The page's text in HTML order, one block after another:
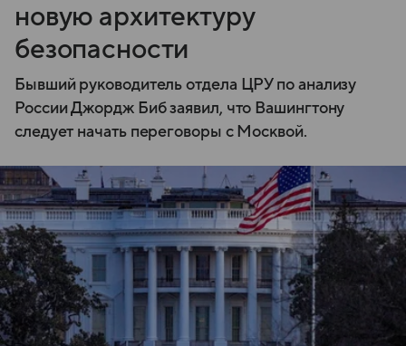
новую архитектуру
безопасности
Бывший руководитель отдела ЦРУ по анализу
России Джордж Биб заявил, что Вашингтону
следует начать переговоры с Москвой.